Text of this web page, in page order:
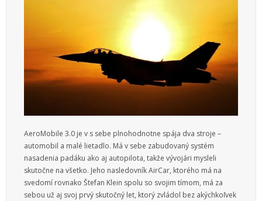
AeroMobile 3.0 je v s sebe plnohodnotne spája dva stroje –
automobil a malé lietadlo. Má v sebe zabudovaný systém
nasadenia padáku ako aj autopilota, takže vývojári mysleli
skutočne na všetko. Jeho nasledovník AirCar, ktorého má na
svedomí rovnako Štefan Klein spolu so svojim tímom, má za
sebou už aj svoj prvý skutočný let, ktorý zvládol bez akýchkoľvek